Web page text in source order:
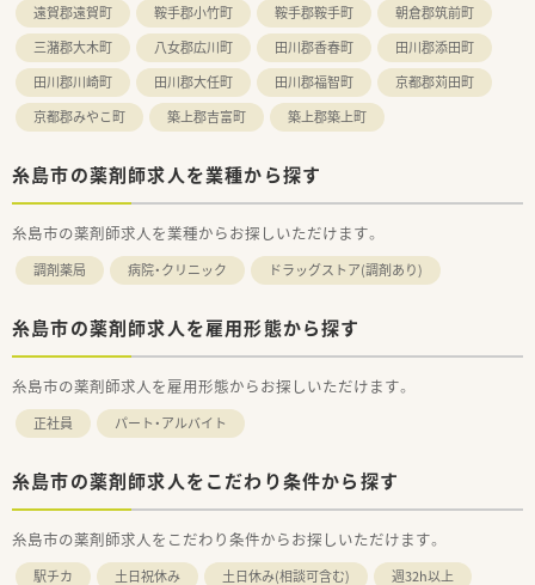
遠賀郡遠賀町
鞍手郡小竹町 鞍手郡鞍手町
朝倉郡筑前町
三潴郡大木町
八女郡広川町 田川郡香春町
田川郡添田町
田川郡川崎町
田川郡大任町 田川郡福智町
京都郡苅田町
京都郡みやこ町
築上郡吉富町 築上郡築上町
糸島市の薬剤師求人を業種から探す
糸島市の薬剤師求人を業種からお探しいただけます。
調剤薬局 病院・クリニック ドラッグストア(調剤あり)
糸島市の薬剤師求人を雇用形態から探す
糸島市の薬剤師求人を雇用形態からお探しいただけます。
正社員 パート・アルバイト
糸島市の薬剤師求人をこだわり条件から探す
糸島市の薬剤師求人をこだわり条件からお探しいただけます。
駅チカ 土日祝休み 土日休み(相談可含む)
週32h以上